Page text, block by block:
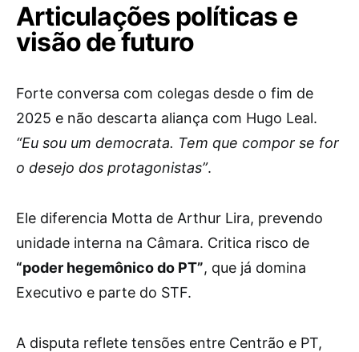
Articulações políticas e
visão de futuro
Forte conversa com colegas desde o fim de
2025 e não descarta aliança com Hugo Leal.
“Eu sou um democrata. Tem que compor se for
o desejo dos protagonistas”.
Ele diferencia Motta de Arthur Lira, prevendo
unidade interna na Câmara. Critica risco de
“poder hegemônico do PT”, que já domina
Executivo e parte do STF.
A disputa reflete tensões entre Centrão e PT,